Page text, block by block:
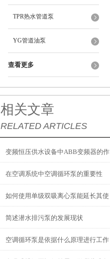
TPR热水管道泵
YG管道油泵
查看更多
相关文章
RELATED ARTICLES
变频恒压供水设备中ABB变频器的作
用
在空调系统中空调循环泵的重要性
如何使用单级双吸离心泵能延长其使
用寿命？
简述潜水排污泵的发展现状
空调循环泵是依据什么原理进行工作